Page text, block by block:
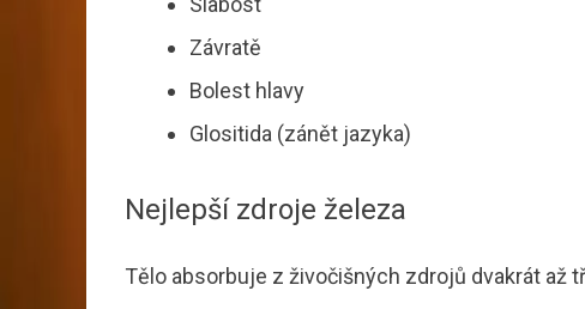
Závratě
Bolest hlavy
Glositida (zánět jazyka)
Nejlepší zdroje železa
Tělo absorbuje z živočišných zdrojů dvakrát až